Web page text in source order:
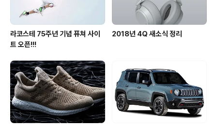
라코스테 75주년 기념 퓨쳐 사이
트 오픈!!!
2018년 4Q 새소식 정리